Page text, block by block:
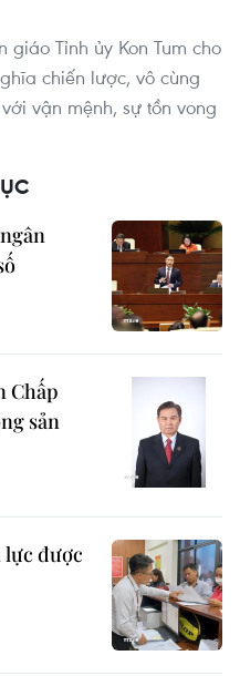
giáo Tỉnh ủy Kon Tum cho
chiến lược, vô cùng
vận mệnh, sự tồn vong
Chấp
sản
lực được